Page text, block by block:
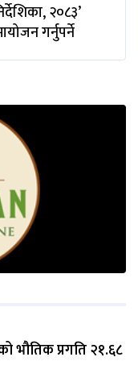
२०८३’
गर्नुपर्ने
भौतिक प्रगति २१.६८